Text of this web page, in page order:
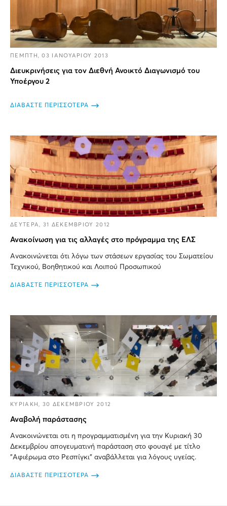
ΠΕΜΠΤΗ, 03 ΙΑΝΟΥΑΡΙΟΥ 2013
Διευκρινήσεις για τον Διεθνή Ανοικτό Διαγωνισμό του
Υποέργου 2
ΔΙΑΒΑΣΤΕ ΠΕΡΙΣΣΟΤΕΡΑ
ΔΕΥΤΕΡΑ, 31 ΔΕΚΕΜΒΡΙΟΥ 2012
Ανακοίνωση για τις αλλαγές στο πρόγραμμα της ΕΛΣ
Ανακοινώνεται ότι λόγω των στάσεων εργασίας του Σωματείου
Τεχνικού, Βοηθητικού και Λοιπού Προσωπικού
ΔΙΑΒΑΣΤΕ ΠΕΡΙΣΣΟΤΕΡΑ
ΚΥΡΙΑΚΗ, 30 ΔΕΚΕΜΒΡΙΟΥ 2012
Αναβολή παράστασης
Ανακοινώνεται οτι η προγραμματισμένη για την Κυριακή 30
Δεκεμβρίου απογευματινή παράσταση στο φουαγέ με τίτλο
"Αφιέρωμα στο Ρεσπίγκι" αναβάλλεται για λόγους υγείας.
ΔΙΑΒΑΣΤΕ ΠΕΡΙΣΣΟΤΕΡΑ